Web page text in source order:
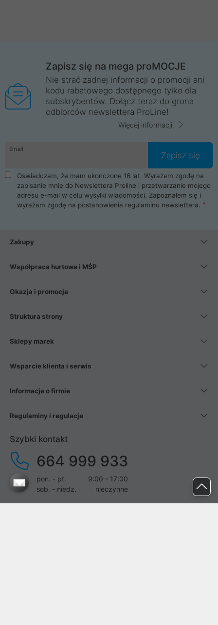
Zapisz się na mega proMOCJE
Nie strać żadnej informacji o promocji ani
kodu rabatowego dostępnego tylko dla
subskrybentów. Dołącz teraz do grona
odbiorców newslettera ProLine!
Więcej informacji
Email
Zapisz się
Oświadczam, że mam ukończone 16 lat. Wyrażam zgodę na
zapisanie mnie do Newslettera Proline i przetwarzanie mojego
adresu e-mail w celu wysyłki wiadomości. Zapoznałem się i
wyrażam zgodę na postanowienia regulaminu newslettera.
Zakupy
Współpraca hurtowa i MŚP
Okazja i promocja
Struktura strony
Sklepy marek
Wsparcie klienta i serwis
Informacje o firmie
Regulaminy i regulacje
Szybki kontakt
664 999 933
pon. - pt.
9:00 - 17:00
sob. - niedz.
nieczynne